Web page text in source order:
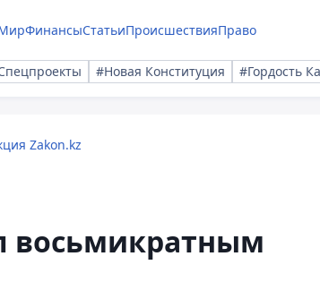
ФинансыСтатьиПроисшествияПраво
#Новая Конституция #Гордость
Zakon.kz
восьмикратным